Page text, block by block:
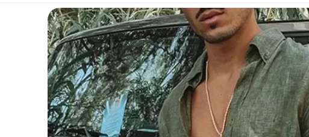
Hopp til
produktinformasjon